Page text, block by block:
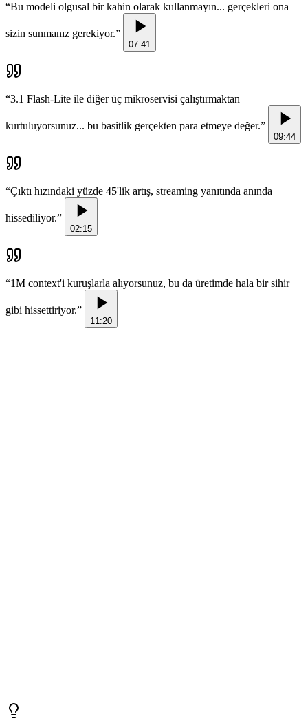
“Bu modeli olgusal bir kahin olarak kullanmayın... gerçekleri ona
sizin sunmanız gerekiyor.”
07:41
“3.1 Flash-Lite ile diğer üç mikroservisi çalıştırmaktan
kurtuluyorsunuz... bu basitlik gerçekten para etmeye değer.”
09:44
“Çıktı hızındaki yüzde 45'lik artış, streaming yanıtında anında
hissediliyor.”
02:15
“1M context'i kuruşlarla alıyorsunuz, bu da üretimde hala bir sihir
gibi hissettiriyor.”
11:20